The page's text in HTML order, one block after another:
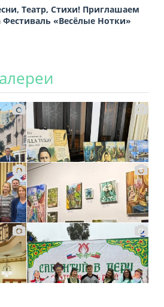
Театр, Стихи! Приглашаем
Фестиваль «Весёлые Нотки»